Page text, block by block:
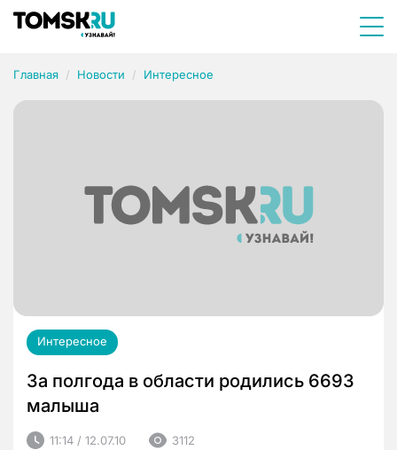
Главная Новости Интересное
Интересное
За полгода в области родились 6693
малыша
11:14 / 12.07.10 3112